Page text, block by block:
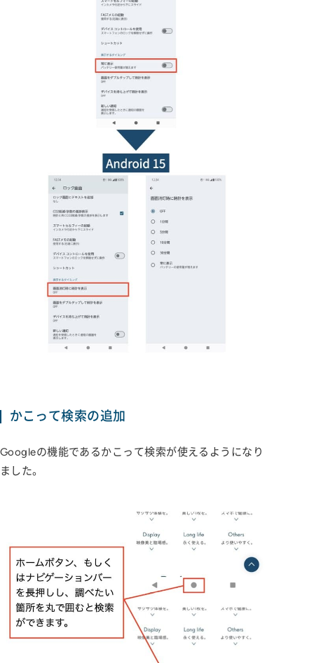
かこって検索の追加
Googleの機能であるかこって検索が使えるようになり
ました。